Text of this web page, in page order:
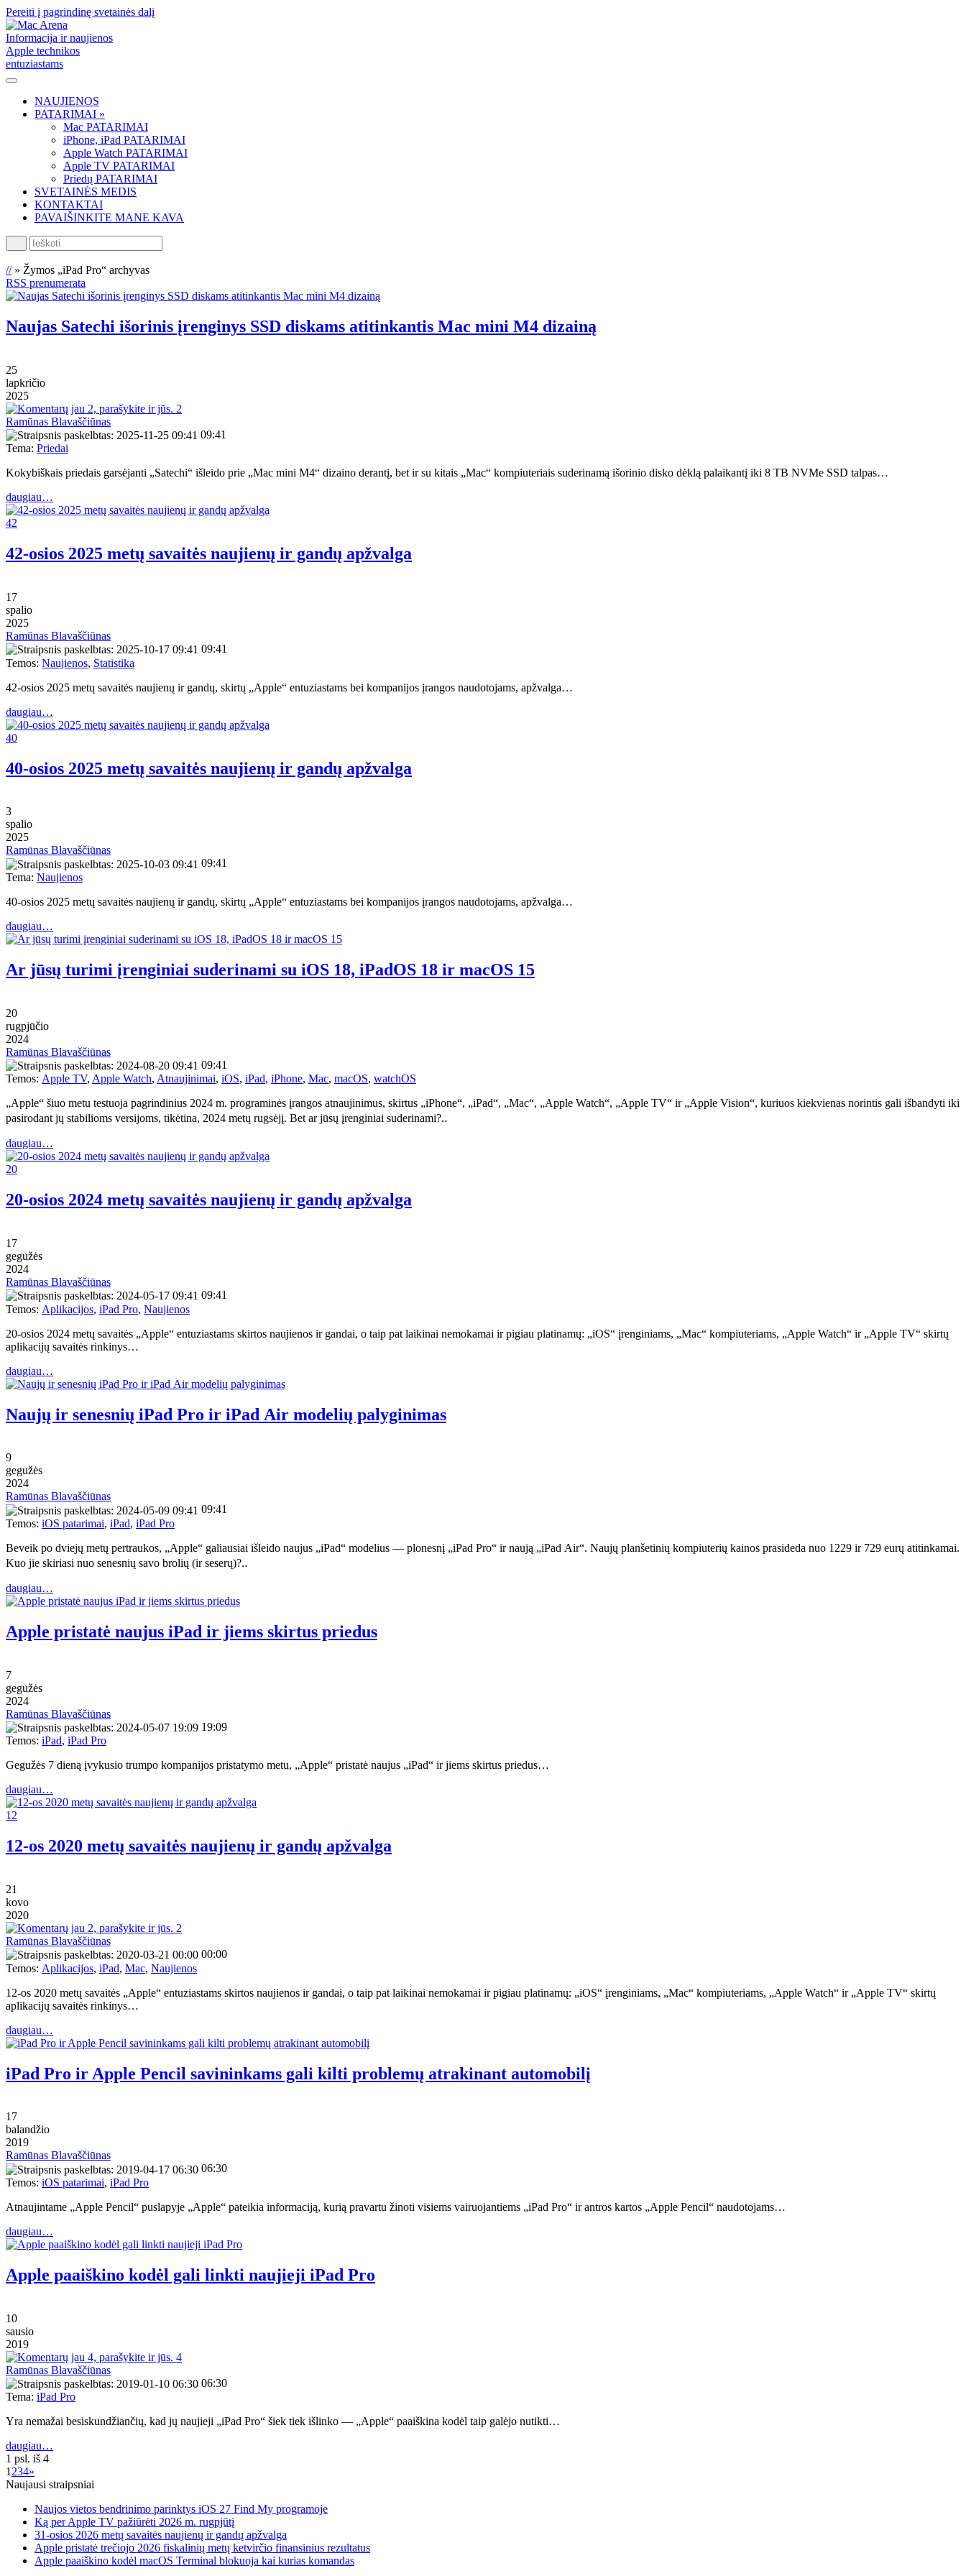
Pereiti į pagrindinę svetainės dalį
Informacija ir naujienos
Apple technikos
entuziastams
NAUJIENOS
PATARIMAI »
Mac PATARIMAI
iPhone, iPad PATARIMAI
Apple Watch PATARIMAI
Apple TV PATARIMAI
Priedų PATARIMAI
SVETAINĖS MEDIS
KONTAKTAI
PAVAIŠINKITE MANE KAVA
Ieškoti
//» Žymos „iPad Pro“ archyvas
RSS prenumerata
Naujas Satechi išorinis įrenginys SSD diskams atitinkantis Mac mini M4 dizainą
25
lapkričio
2025
2
Ramūnas Blavaščiūnas
09:41
Tema: Priedai
Kokybiškais priedais garsėjanti „Satechi“ išleido prie „Mac mini M4“ dizaino derantį, bet ir su kitais „Mac“ kompiuteriais suderinamą išorinio disko dėklą palaikantį iki 8 TB NVMe SSD talpas…
daugiau…
42
42-osios 2025 metų savaitės naujienų ir gandų apžvalga
17
spalio
2025
Ramūnas Blavaščiūnas
09:41
Temos: Naujienos, Statistika
42-osios 2025 metų savaitės naujienų ir gandų, skirtų „Apple“ entuziastams bei kompanijos įrangos naudotojams, apžvalga…
daugiau…
40
40-osios 2025 metų savaitės naujienų ir gandų apžvalga
3
spalio
2025
Ramūnas Blavaščiūnas
09:41
Tema: Naujienos
40-osios 2025 metų savaitės naujienų ir gandų, skirtų „Apple“ entuziastams bei kompanijos įrangos naudotojams, apžvalga…
daugiau…
Ar jūsų turimi įrenginiai suderinami su iOS 18, iPadOS 18 ir macOS 15
20
rugpjūčio
2024
Ramūnas Blavaščiūnas
09:41
Temos: Apple TV, Apple Watch, Atnaujinimai, iOS, iPad, iPhone, Mac, macOS, watchOS
„Apple“ šiuo metu testuoja pagrindinius 2024 m. programinės įrangos atnaujinimus, skirtus „iPhone“, „iPad“, „Mac“, „Apple Watch“, „Apple TV“ ir „Apple Vision“, kuriuos kiekvienas norintis gali išbandyti iki
pasirodant jų stabilioms versijoms, tikėtina, 2024 metų rugsėjį. Bet ar jūsų įrenginiai suderinami?‥
daugiau…
20
20-osios 2024 metų savaitės naujienų ir gandų apžvalga
17
gegužės
2024
Ramūnas Blavaščiūnas
09:41
Temos: Aplikacijos, iPad Pro, Naujienos
20-osios 2024 metų savaitės „Apple“ entuziastams skirtos naujienos ir gandai, o taip pat laikinai nemokamai ir pigiau platinamų: „iOS“ įrenginiams, „Mac“ kompiuteriams, „Apple Watch“ ir „Apple TV“ skirtų
aplikacijų savaitės rinkinys…
daugiau…
Naujų ir senesnių iPad Pro ir iPad Air modelių palyginimas
9
gegužės
2024
Ramūnas Blavaščiūnas
09:41
Temos: iOS patarimai, iPad, iPad Pro
Beveik po dviejų metų pertraukos, „Apple“ galiausiai išleido naujus „iPad“ modelius — plonesnį „iPad Pro“ ir naują „iPad Air“. Naujų planšetinių kompiuterių kainos prasideda nuo 1229 ir 729 eurų atitinkamai.
Kuo jie skiriasi nuo senesnių savo brolių (ir seserų)?‥
daugiau…
Apple pristatė naujus iPad ir jiems skirtus priedus
7
gegužės
2024
Ramūnas Blavaščiūnas
19:09
Temos: iPad, iPad Pro
Gegužės 7 dieną įvykusio trumpo kompanijos pristatymo metu, „Apple“ pristatė naujus „iPad“ ir jiems skirtus priedus…
daugiau…
12
12-os 2020 metų savaitės naujienų ir gandų apžvalga
21
kovo
2020
2
Ramūnas Blavaščiūnas
00:00
Temos: Aplikacijos, iPad, Mac, Naujienos
12-os 2020 metų savaitės „Apple“ entuziastams skirtos naujienos ir gandai, o taip pat laikinai nemokamai ir pigiau platinamų: „iOS“ įrenginiams, „Mac“ kompiuteriams, „Apple Watch“ ir „Apple TV“ skirtų
aplikacijų savaitės rinkinys…
daugiau…
iPad Pro ir Apple Pencil savininkams gali kilti problemų atrakinant automobilį
17
balandžio
2019
Ramūnas Blavaščiūnas
06:30
Temos: iOS patarimai, iPad Pro
Atnaujintame „Apple Pencil“ puslapyje „Apple“ pateikia informaciją, kurią pravartu žinoti visiems vairuojantiems „iPad Pro“ ir antros kartos „Apple Pencil“ naudotojams…
daugiau…
Apple paaiškino kodėl gali linkti naujieji iPad Pro
10
sausio
2019
4
Ramūnas Blavaščiūnas
06:30
Tema: iPad Pro
Yra nemažai besiskundžiančių, kad jų naujieji „iPad Pro“ šiek tiek išlinko — „Apple“ paaiškina kodėl taip galėjo nutikti…
daugiau…
1 psl. iš 4
1 234»
Naujausi straipsniai
Naujos vietos bendrinimo parinktys iOS 27 Find My programoje
Ką per Apple TV pažiūrėti 2026 m. rugpjūtį
31-osios 2026 metų savaitės naujienų ir gandų apžvalga
Apple pristatė trečiojo 2026 fiskalinių metų ketvirčio finansinius rezultatus
Apple paaiškino kodėl macOS Terminal blokuoja kai kurias komandas